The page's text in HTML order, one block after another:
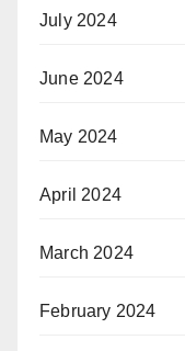
July 2024
June 2024
May 2024
April 2024
March 2024
February 2024